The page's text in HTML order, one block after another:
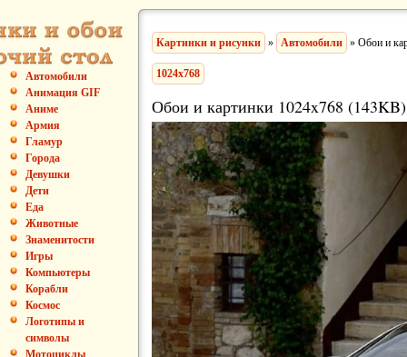
Автомобили
Анимация GIF
Аниме
Армия
Гламур
Города
Девушки
Дети
Еда
Животные
Знаменитости
Игры
Компьютеры
Корабли
Космос
Логотипы и
символы
Мотоциклы
Картинки и рисунки » Автомобили » Обои и
1024x768
Обои и картинки 1024x768 (143KB)